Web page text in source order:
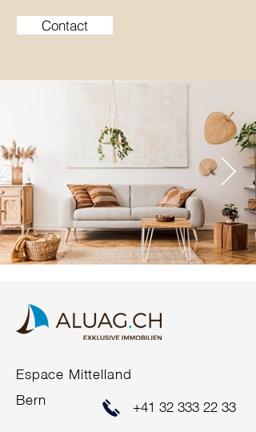
Contact
Espace Mittelland
Bern
+41 32 333 22 33